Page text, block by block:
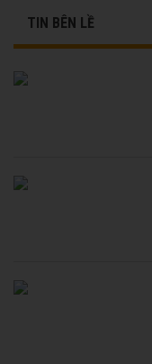
TIN BÊN LỀ